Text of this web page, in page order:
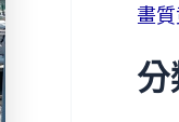
畫
分